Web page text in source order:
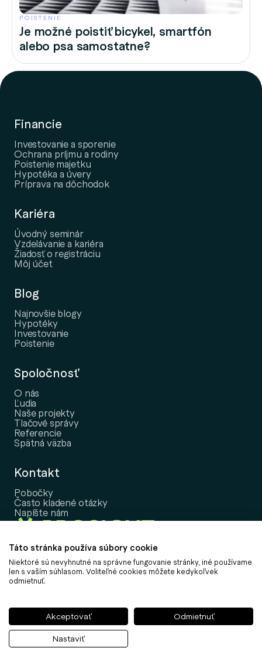
POISTENIE
Je možné poistiť bicykel, smartfón
alebo psa samostatne?
Financie
Investovanie a sporenie
Ochrana príjmu a rodiny
Poistenie majetku
Hypotéka a úvery
Príprava na dôchodok
Kariéra
Úvodný seminár
Vzdelávanie a kariéra
Žiadosť o registráciu
Môj účet
Blog
Najnovšie blogy
Hypotéky
Investovanie
Poistenie
Spoločnosť
O nás
Ľudia
Naše projekty
Tlačové správy
Referencie
Spätná väzba
Kontakt
Pobočky
Často kladené otázky
Napíšte nám
Copyright © 2026, PROSIGHT Slovensko, a.s.
Informácie k udržateľnosti
Politika vybavovania sťažností
Obchodné podmienky
Táto stránka používa súbory cookie
Niektoré sú nevyhnutné na správne fungovanie stránky, iné používame
len s vaším súhlasom. Voliteľné cookies môžete kedykoľvek
odmietnuť.
Akceptovať
Odmietnuť
Nastaviť